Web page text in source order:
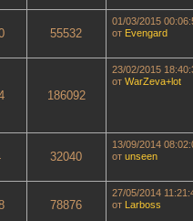
55532
01/03/2015
от Evengard
186092
23/02/2015
отWarZeva+lot
32040
13/09/2014
отunseen
78876
27/05/2014
от Lаrboss